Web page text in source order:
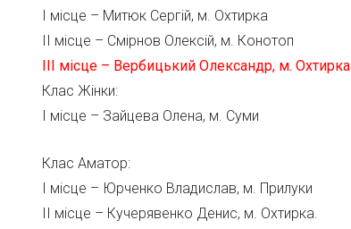
І місце – Митюк Сергій, м. Охтирка
ІІ місце – Смірнов Олексій, м. Конотоп
ІІІ місце – Вербицький Олександр, м. Охтирка
Клас Жінки:
І місце – Зайцева Олена, м. Суми
Клас Аматор:
І місце – Юрченко Владислав, м. Прилуки
ІІ місце – Кучерявенко Денис, м. Охтирка.